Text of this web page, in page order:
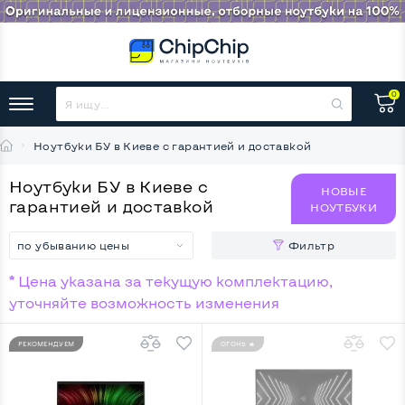
0
Ноутбуки БУ в Киеве с гарантией и доставкой
Ноутбуки БУ в Киеве с
гарантией и доставкой
НОВЫЕ
НОУТБУКИ
по убыванию цены Фильтр
* Цена указана за текущую комплектацию,
уточняйте возможность изменения
РЕКОМЕНДУЕМ ОГОНЬ 🔥